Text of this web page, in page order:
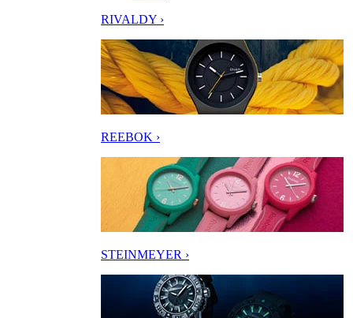
RIVALDY ›
REEBOK ›
STEINMEYER ›